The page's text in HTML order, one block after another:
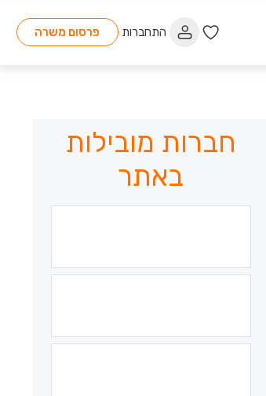
התחברות פרסום משרה
חברות מובילות
באתר